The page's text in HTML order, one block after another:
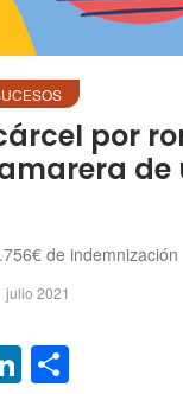
por
de
de indemnización
julio 2021
LinkedIn